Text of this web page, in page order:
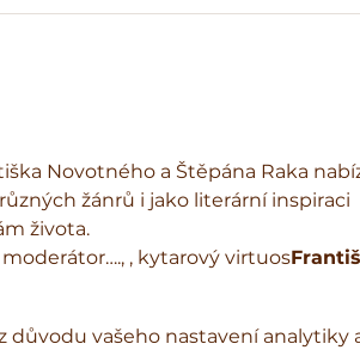
Novotného a Štěpána Raka
žánrů i jako literární inspiraci
života.
, kytarový virtuos
důvodu vašeho nastavení